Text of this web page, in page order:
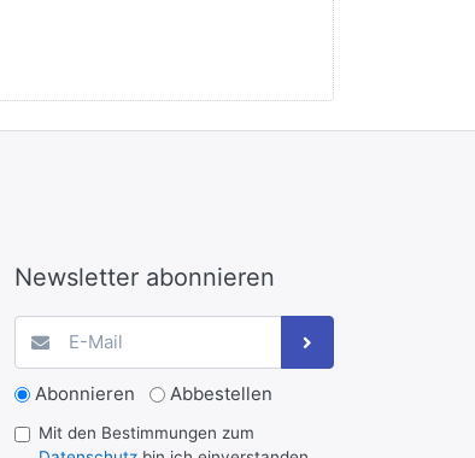
Newsletter abonnieren
Abonnieren Abbestellen
Mit den Bestimmungen zum